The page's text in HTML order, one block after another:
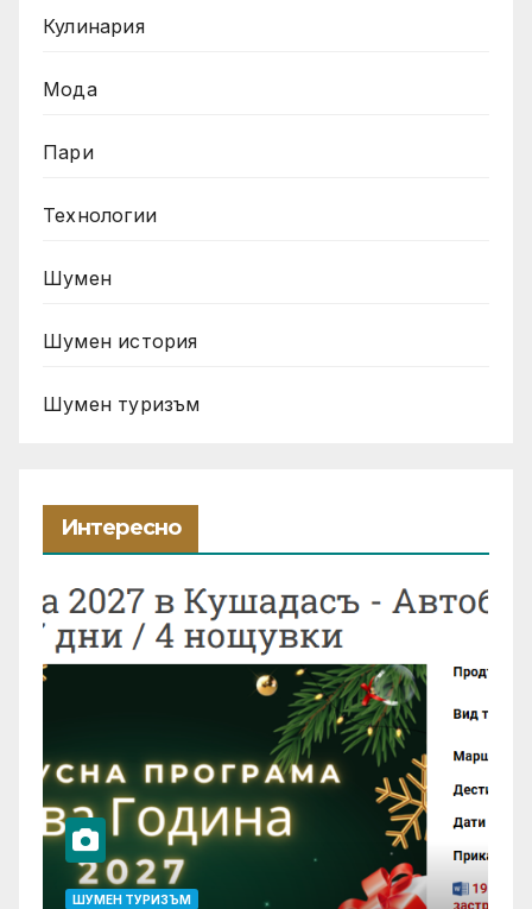
Кулинария
Мода
Пари
Технологии
Шумен
Шумен история
Шумен туризъм
Интересно
ШУМЕН ТУРИЗЪМ